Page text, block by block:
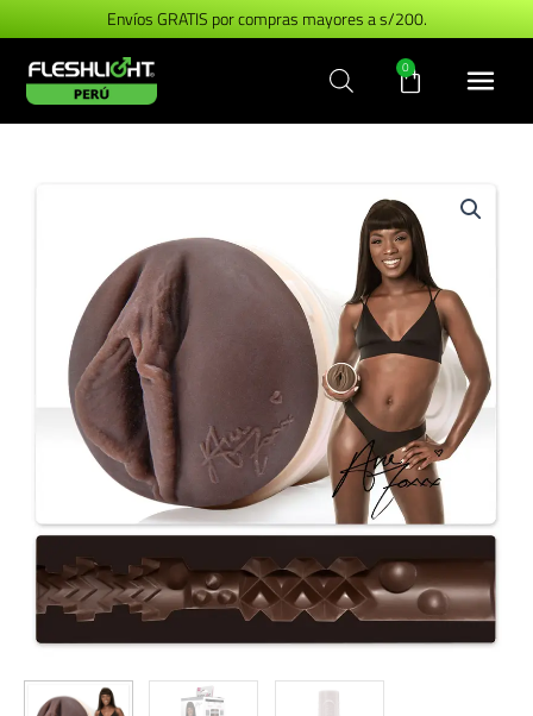
al
contenido
Envíos GRATIS por compras mayores a s/200.
0
Carrito